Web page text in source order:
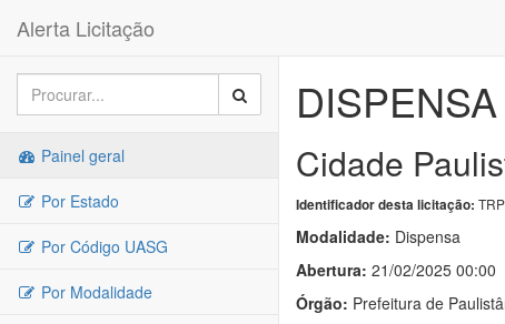
Alerta Licitação
Painel geral
Por Estado
Por Código UASG
Por Modalidade
Cidade
Identificador desta licitação:
Modalidade: Dispensa
Abertura: 21/02/2025 00:00
Órgão: Prefeitura de